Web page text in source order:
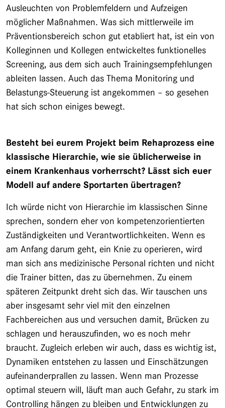
Ausleuchten von Problemfeldern und Aufzeigen
möglicher Maßnahmen. Was sich mittlerweile im
Präventionsbereich schon gut etabliert hat, ist ein von
Kolleginnen und Kollegen entwickeltes funktionelles
Screening, aus dem sich auch Trainingsempfehlungen
ableiten lassen. Auch das Thema Monitoring und
Belastungs-Steuerung ist angekommen – so gesehen
hat sich schon einiges bewegt.
Besteht bei eurem Projekt beim Rehaprozess eine
klassische Hierarchie, wie sie üblicherweise in
einem Krankenhaus vorherrscht? Lässt sich euer
Modell auf andere Sportarten übertragen?
Ich würde nicht von Hierarchie im klassischen Sinne
sprechen, sondern eher von kompetenzorientierten
Zuständigkeiten und Verantwortlichkeiten. Wenn es
am Anfang darum geht, ein Knie zu operieren, wird
man sich ans medizinische Personal richten und nicht
die Trainer bitten, das zu übernehmen. Zu einem
späteren Zeitpunkt dreht sich das. Wir tauschen uns
aber insgesamt sehr viel mit den einzelnen
Fachbereichen aus und versuchen damit, Brücken zu
schlagen und herauszufinden, wo es noch mehr
braucht. Zugleich erleben wir auch, dass es wichtig ist,
Dynamiken entstehen zu lassen und Einschätzungen
aufeinanderprallen zu lassen. Wenn man Prozesse
optimal steuern will, läuft man auch Gefahr, zu stark im
Controlling hängen zu bleiben und Entwicklungen zu